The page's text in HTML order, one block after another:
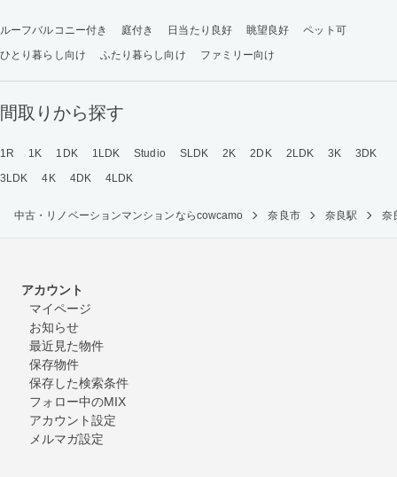
ルーフバルコニー付き 庭付き 日当たり良好 眺望良好
ペット可
ひとり暮らし向け
ふたり暮らし向け ファミリー向け
間取りから探す
1R 1K 1DK 1LDK Studio SLDK 2K 2DK 2LDK 3K
3DK
3LDK
4K 4DK 4LDK
中古・リノベーションマンションならcowcamo 奈良市 奈良駅 奈
アカウント
マイページ
お知らせ
最近見た物件
保存物件
保存した検索条件
フォロー中のMIX
アカウント設定
メルマガ設定